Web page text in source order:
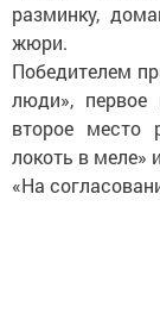
разминку,
жюри.
Победителем
люди»,
второе место
локоть в меле»
«На